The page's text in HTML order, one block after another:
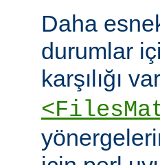
Daha
durumlar
karşılığı